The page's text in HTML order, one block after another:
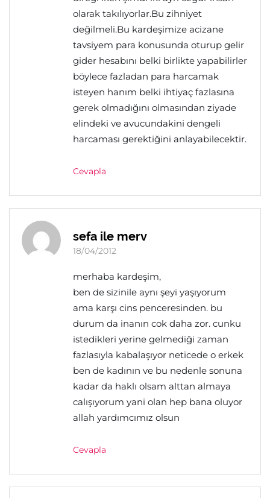
olarak takılıyorlar.Bu zihniyet
değilmeli.Bu kardeşimize acizane
tavsiyem para konusunda oturup gelir
gider hesabını belki birlikte yapabilirler
böylece fazladan para harcamak
isteyen hanım belki ihtiyaç fazlasına
gerek olmadığını olmasından ziyade
elindeki ve avucundakini dengeli
harcaması gerektiğini anlayabilecektir.
Cevapla
sefa ile merv
18/04/2012
merhaba kardeşim,
ben de sizinile aynı şeyi yaşıyorum
ama karşı cins penceresinden. bu
durum da inanın cok daha zor. cunku
istedikleri yerine gelmediği zaman
fazlasıyla kabalaşıyor neticede o erkek
ben de kadının ve bu nedenle sonuna
kadar da haklı olsam alttan almaya
calışıyorum yani olan hep bana oluyor
allah yardımcımız olsun
Cevapla